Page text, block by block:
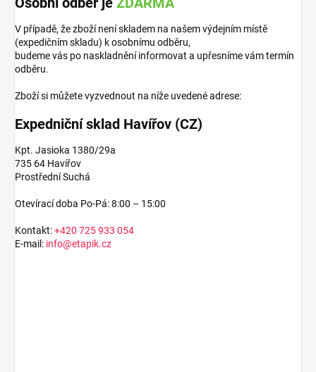
V případě, že zboží není skladem na našem výdejním místě
(expedičním skladu) k osobnímu odběru,
budeme vás po naskladnění informovat a upřesníme vám termín
odběru.
Zboží si můžete vyzvednout na níže uvedené adrese:
Expedniční sklad Havířov (CZ)
Kpt. Jasioka 1380/29a
735 64 Havířov
Prostřední Suchá
Otevírací doba Po-Pá: 8:00 – 15:00
Kontakt:+420 725 933 054
E-mail: info@etapik.cz